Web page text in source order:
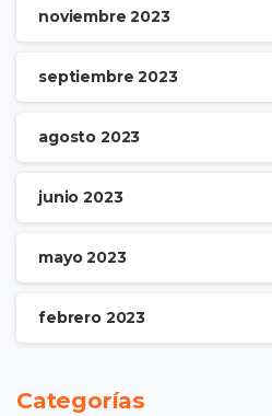
noviembre 2023
septiembre 2023
agosto 2023
junio 2023
mayo 2023
febrero 2023
Categorías